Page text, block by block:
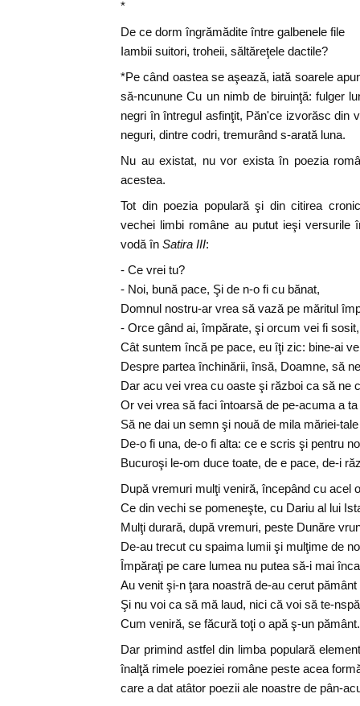
*
De ce dorm îngrămădite între galbenele file
Iambii suitori, troheii, săltăreţele dactile?
*Pe când oastea se aşează, iată soarele
să-ncunune Cu un nimb de biruinţă: fulger
negri în întregul asfinţit, Păn'ce izvorăsc din
neguri, dintre codri, tremurând s-arată luna.
Nu au existat, nu vor exista în poezia
acestea.
Tot din poezia populară şi din citirea
vechei limbi române au putut ieşi versurile
vodă în Satira III:
- Ce vrei tu?
- Noi, bună pace, Şi de n-o fi cu bănat,
Domnul nostru-ar vrea să vază pe măritul
- Orce gând ai, împărate, şi orcum vei fi sosit,
Cât suntem încă pe pace, eu îţi zic: bine-ai
Despre partea închinării, însă, Doamne, să
Dar acu vei vrea cu oaste şi război ca să ne
Or vei vrea să faci întoarsă de pe-acuma a ta
Să ne dai un semn şi nouă de mila măriei-
De-o fi una, de-o fi alta: ce e scris şi pentru
Bucuroşi le-om duce toate, de e pace, de-i
După vremuri mulţi veniră, începând cu acel
Ce din vechi se pomeneşte, cu Dariu al lui
Mulţi durară, după vremuri, peste Dunăre
De-au trecut cu spaima lumii şi mulţime de
Împăraţi pe care lumea nu putea să-i mai
Au venit şi-n ţara noastră de-au cerut pământ
Şi nu voi ca să mă laud, nici că voi să te-
Cum veniră, se făcură toţi o apă ş-un pământ.
Dar primind astfel din limba populară
înalţă rimele poeziei române peste acea
care a dat atâtor poezii ale noastre de pân-